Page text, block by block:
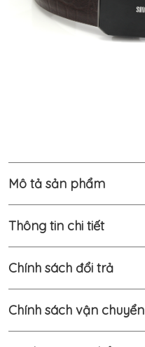
Mô tả sản phẩm
Thông tin chi tiết
Chính sách đổi trả
Chính sách vận chuyển